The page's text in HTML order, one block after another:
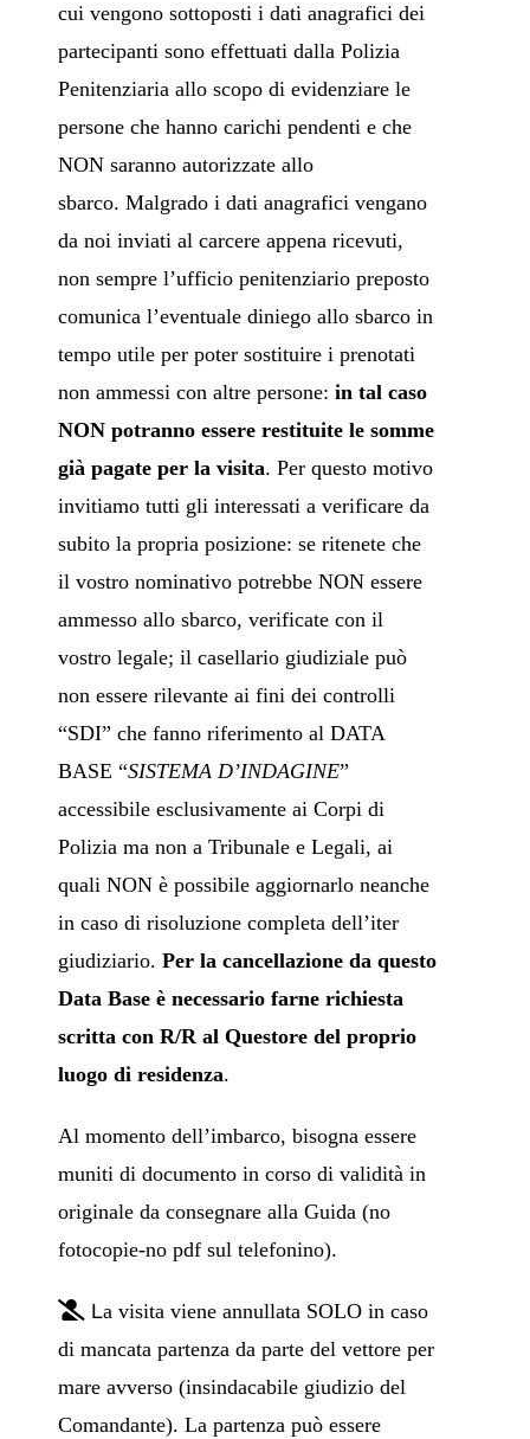
cui vengono sottoposti i dati anagrafici dei
partecipanti sono effettuati dalla Polizia
Penitenziaria allo scopo di evidenziare le
persone che hanno carichi pendenti e che
NON saranno autorizzate allo
sbarco. Malgrado i dati anagrafici vengano
da noi inviati al carcere appena ricevuti,
non sempre l’ufficio penitenziario preposto
comunica l’eventuale diniego allo sbarco in
tempo utile per poter sostituire i prenotati
non ammessi con altre persone:in tal caso
NON potranno essere restituite le somme
già pagate per la visita. Per questo motivo
invitiamo tutti gli interessati a verificare da
subito la propria posizione: se ritenete che
il vostro nominativo potrebbe NON essere
ammesso allo sbarco, verificate con il
vostro legale; il casellario giudiziale può
non essere rilevante ai fini dei controlli
“SDI” che fanno riferimento al DATA
BASE “SISTEMA D’INDAGINE”
accessibile esclusivamente ai Corpi di
Polizia ma non a Tribunale e Legali, ai
quali NON è possibile aggiornarlo neanche
in caso di risoluzione completa dell’iter
giudiziario.Per la cancellazione da questo
Data Base è necessario farne richiesta
scritta con R/R al Questore del proprio
luogo di residenza.
Al momento dell’imbarco, bisogna essere
muniti di documento in corso di validità in
originale da consegnare alla Guida (no
fotocopie-no pdf sul telefonino).
La visita viene annullata SOLO in caso
di mancata partenza da parte del vettore per
mare avverso (insindacabile giudizio del
Comandante). La partenza può essere